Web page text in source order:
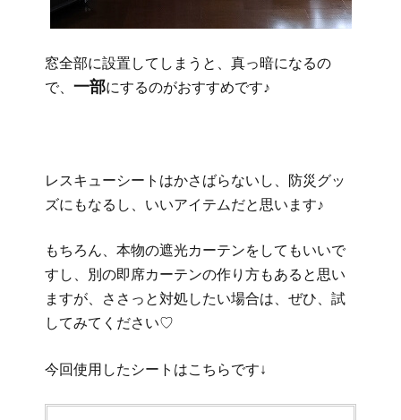
窓全部に設置してしまうと、真っ暗になるの
で、 一部にするのがおすすめです♪
レスキューシートはかさばらないし、防災グッ
ズにもなるし、いいアイテムだと思います♪
もちろん、本物の遮光カーテンをしてもいいで
すし、別の即席カーテンの作り方もあると思い
ますが、ささっと対処したい場合は、ぜひ、試
してみてください♡
今回使用したシートはこちらです↓